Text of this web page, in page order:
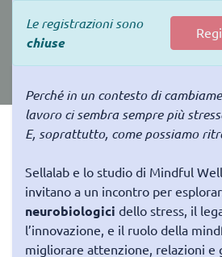
Le registrazioni sono
chiuse
Perché in un contesto di
lavoro ci sembra sempre più
E, soprattutto, come possiamo
Sellalab e lo studio di Mindful
invitano a un incontro per
neurobiologici dello stress, il
l’innovazione, e il ruolo della
migliorare attenzione, relazioni e